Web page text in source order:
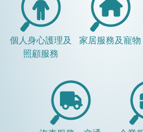
個人身心護理及
照顧服務
家居服務及寵物